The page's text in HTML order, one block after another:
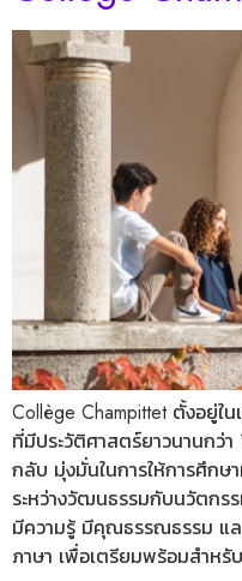
Collège Champittet ตั้งอยู่ใ
ที่มีประวัติศาสตร์ยาวนานกว่
กลับ มุ่งมั่นในการให้การศึก
ระหว่างวัฒนธรรมกับนวัตกร
มีความรู้ มีคุณธรรณธรรม แล
ภาษา เพื่อเตรียมพร้อมสำหรั